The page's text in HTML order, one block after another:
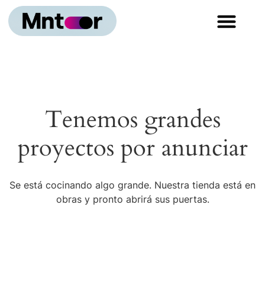
Tenemos grandes
proyectos por anunciar
Se está cocinando algo grande. Nuestra tienda está en
obras y pronto abrirá sus puertas.